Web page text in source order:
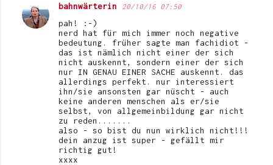
K
bahnwärterin 20/10/16 07:50
pah! :-)
nerd hat für mich immer noch negative
bedeutung. früher sagte man fachidiot -
das ist nämlich nicht einer der sich
nicht auskennt, sondern einer der sich
nur IN GENAU EINER SACHE auskennt. das
allerdings perfekt. nur interessiert
ihn/sie ansonsten gar nüscht - auch
keine anderen menschen als er/sie
selbst, von allgemeinbildung gar nicht
zu reden.......
also - so bist du nun wirklich nicht!!!
dein anzug ist super - gefällt mir
richtig gut!
xxxx